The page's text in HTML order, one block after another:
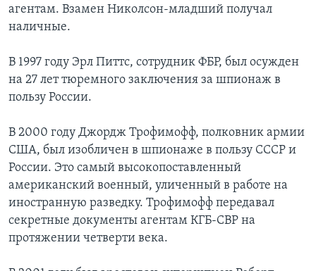
агентам. Взамен Николсон-младший получал
наличные.
В 1997 году Эрл Питтс, сотрудник ФБР, был осужден
на 27 лет тюремного заключения за шпионаж в
пользу России.
В 2000 году Джордж Трофимофф, полковник армии
США, был изобличен в шпионаже в пользу СССР и
России. Это самый высокопоставленный
американский военный, уличенный в работе на
иностранную разведку. Трофимофф передавал
секретные документы агентам КГБ-СВР на
протяжении четверти века.